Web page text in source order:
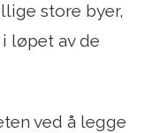
store byer,
løpet av de
ved å legge